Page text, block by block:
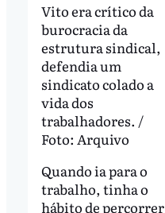
Vito era crítico da
burocracia da
estrutura sindical,
defendia um
sindicato colado a
vida dos
trabalhadores. /
Foto: Arquivo
Quando ia para o
trabalho, tinha o
hábito de percorrer